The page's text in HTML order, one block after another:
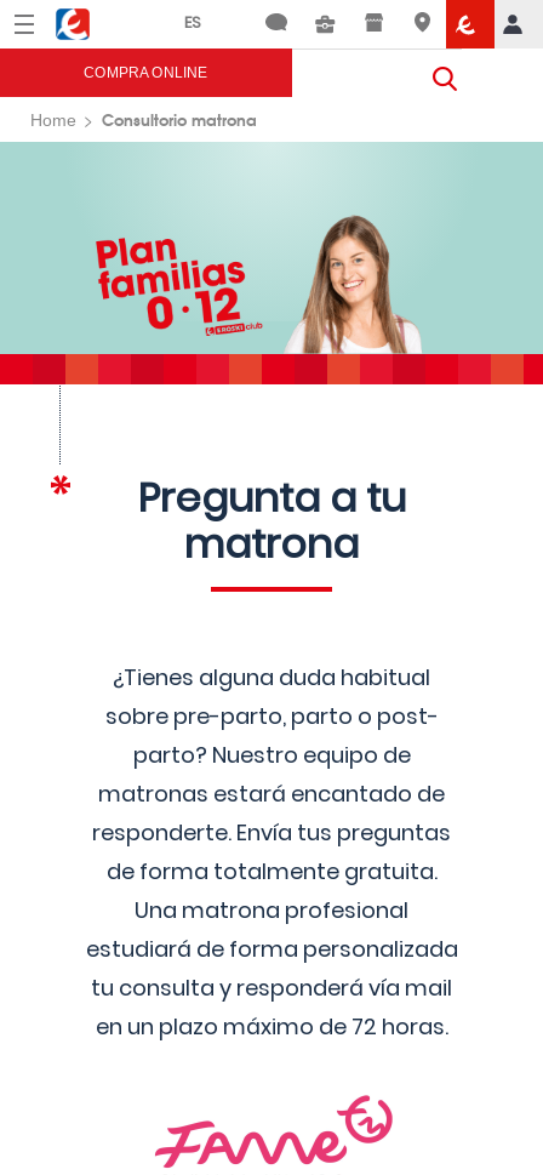
Menú Eroski
COMPRA ONLINE
Home Consultorio matrona
Pregunta a tu
matrona
¿Tienes alguna duda habitual
sobre pre-parto, parto o post-
parto? Nuestro equipo de
matronas estará encantado de
responderte. Envía tus preguntas
de forma totalmente gratuita.
Una matrona profesional
estudiará de forma personalizada
tu consulta y responderá vía mail
en un plazo máximo de 72 horas.